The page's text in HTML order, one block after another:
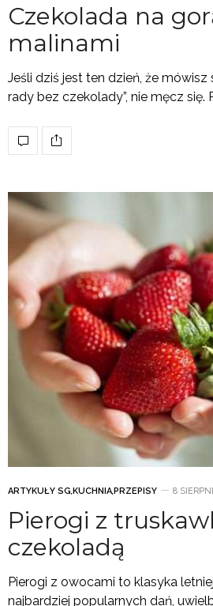
Czekolada na
malinami
Jeśli dziś jest ten dzień, że mówisz
rady bez czekolady”, nie męcz się.
ARTYKUŁY SG,KUCHNIA,PRZEPISY 8
Pierogi z
czekoladą
Pierogi z owocami to klasyka
najbardziej popularnych dań,